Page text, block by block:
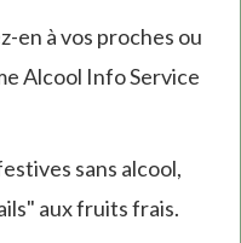
en à vos proches ou
Alcool Info Service
sans alcool,
aux fruits frais.